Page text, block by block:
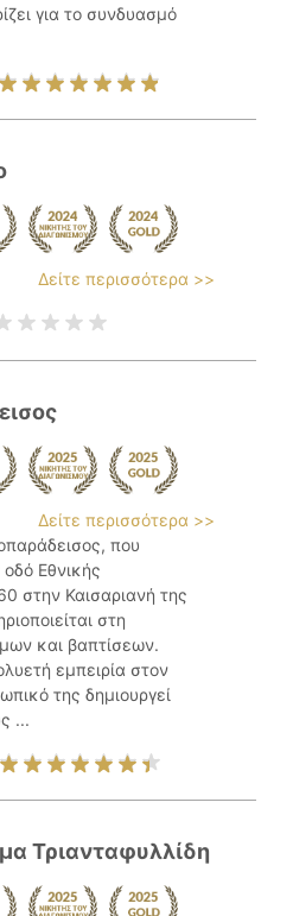
για το συνδυασμό
Δείτε περισσότερα >>
Δείτε περισσότερα >>
που
οδό Εθνικής
στην Καισαριανή της
στη
και βαπτίσεων.
εμπειρία στον
της δημιουργεί
...
Τριανταφυλλίδη